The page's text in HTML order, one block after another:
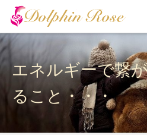
エネルギーで繋
ること・・・